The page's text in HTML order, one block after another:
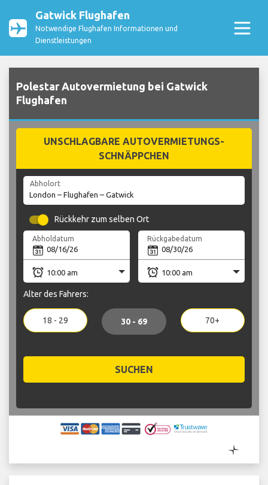
Gatwick Flughafen
Notwendige Flughafen Informationen und
Dienstleistungen
Polestar Autovermietung bei Gatwick
Flughafen
UNSCHLAGBARE AUTOVERMIETUNGS-
SCHNÄPPCHEN
Abholort
Rückkehr zum selben Ort
Abholdatum Rückgabedatum
Alter des Fahrers:
18 - 29 30 - 69 70+
SUCHEN